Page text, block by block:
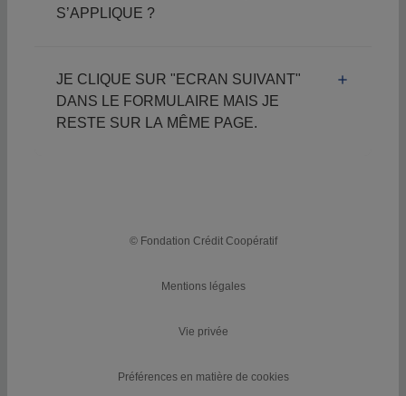
S’APPLIQUE ?
JE CLIQUE SUR "ECRAN SUIVANT"
DANS LE FORMULAIRE MAIS JE
RESTE SUR LA MÊME PAGE.
© Fondation Crédit Coopératif
Mentions légales
Vie privée
Préférences en matière de cookies